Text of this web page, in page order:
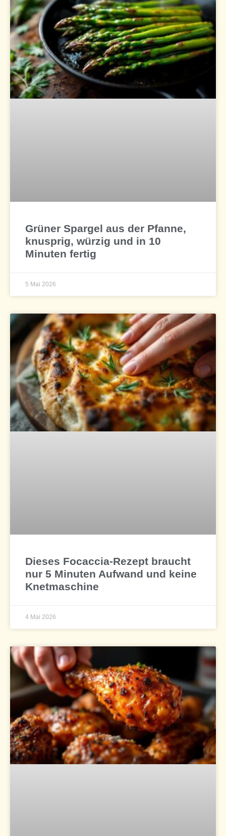
Grüner Spargel aus der Pfanne,
knusprig, würzig und in 10
Minuten fertig
5 Mai 2026
Dieses Focaccia-Rezept braucht
nur 5 Minuten Aufwand und keine
Knetmaschine
4 Mai 2026